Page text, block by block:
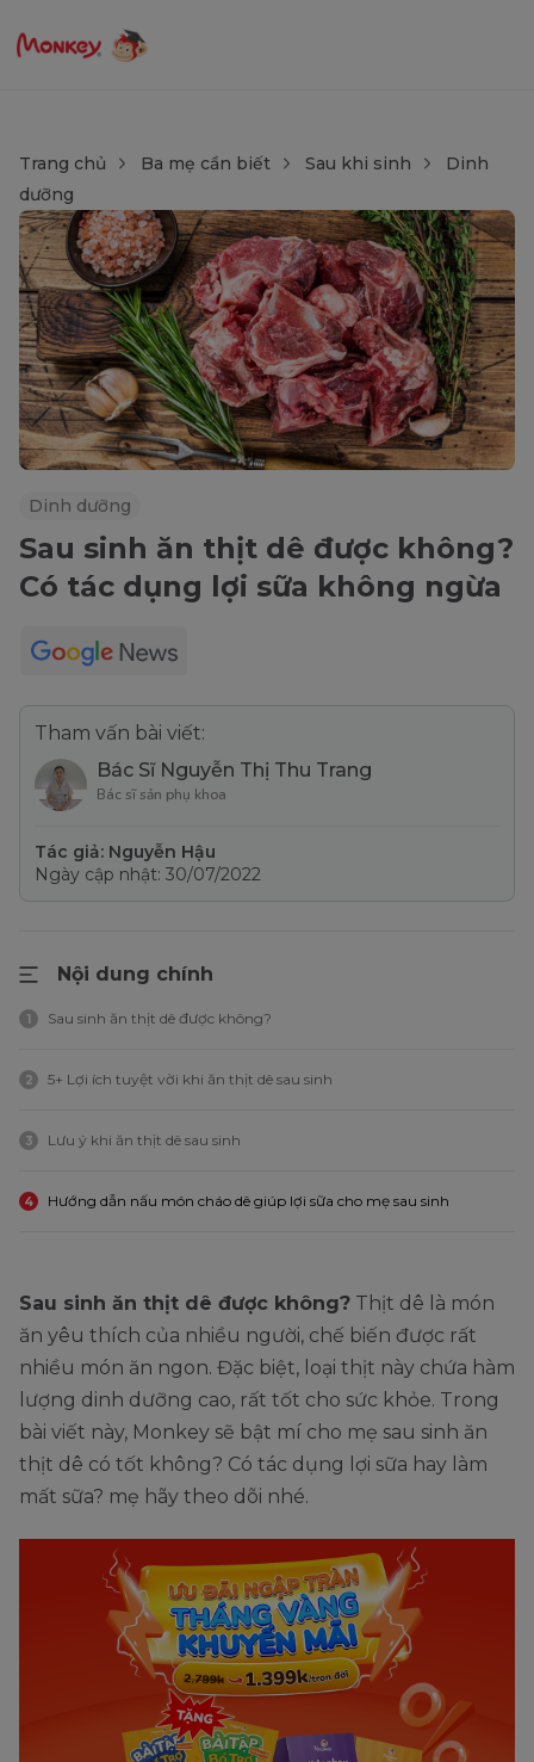
Trang chủ Ba mẹ cần biết Sau khi sinh
Dinh
dưỡng
Dinh dưỡng
Sau sinh ăn thịt dê được không?
Có tác dụng lợi sữa không ngừa
Tham vấn bài viết:
Bác Sĩ Nguyễn Thị Thu Trang
Bác sĩ sản phụ khoa
Tác giả: Nguyễn Hậu
Ngày cập nhật: 30/07/2022
Nội dung chính
1 Sau sinh ăn thịt dê được không?
2 5+ Lợi ích tuyệt vời khi ăn thịt dê sau sinh
3 Lưu ý khi ăn thịt dê sau sinh
4 Hướng dẫn nấu món cháo dê giúp lợi sữa cho mẹ sau sinh
Sau sinh ăn thịt dê được không? Thịt dê là món
ăn yêu thích của nhiều người, chế biến được rất
nhiều món ăn ngon. Đặc biệt, loại thịt này chứa hàm
lượng dinh dưỡng cao, rất tốt cho sức khỏe. Trong
bài viết này, Monkey sẽ bật mí cho mẹ sau sinh ăn
thịt dê có tốt không? Có tác dụng lợi sữa hay làm
mất sữa? mẹ hãy theo dõi nhé.